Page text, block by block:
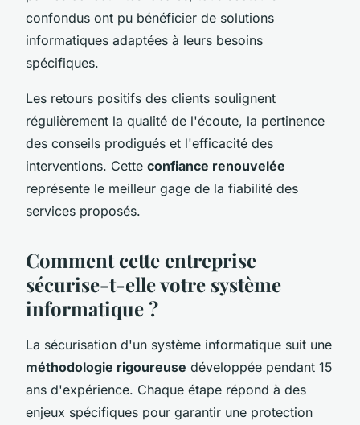
confondus ont pu bénéficier de solutions
informatiques adaptées à leurs besoins
spécifiques.
Les retours positifs des clients soulignent
régulièrement la qualité de l'écoute, la pertinence
des conseils prodigués et l'efficacité des
interventions. Cette confiance renouvelée
représente le meilleur gage de la fiabilité des
services proposés.
Comment cette entreprise
sécurise-t-elle votre système
informatique ?
La sécurisation d'un système informatique suit une
méthodologie rigoureuse développée pendant 15
ans d'expérience. Chaque étape répond à des
enjeux spécifiques pour garantir une protection